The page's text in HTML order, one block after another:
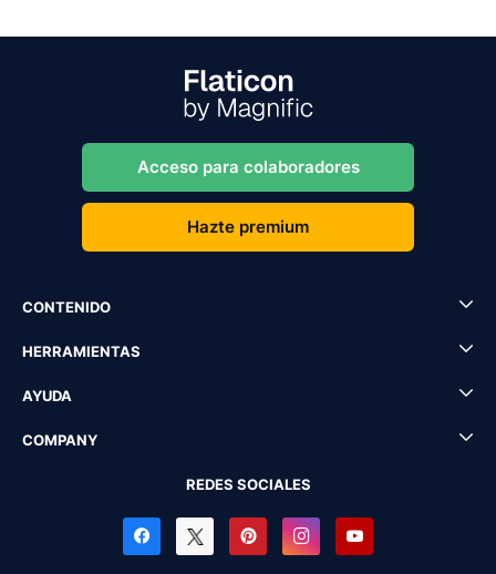
Acceso para colaboradores
Hazte premium
CONTENIDO
HERRAMIENTAS
AYUDA
COMPANY
REDES SOCIALES